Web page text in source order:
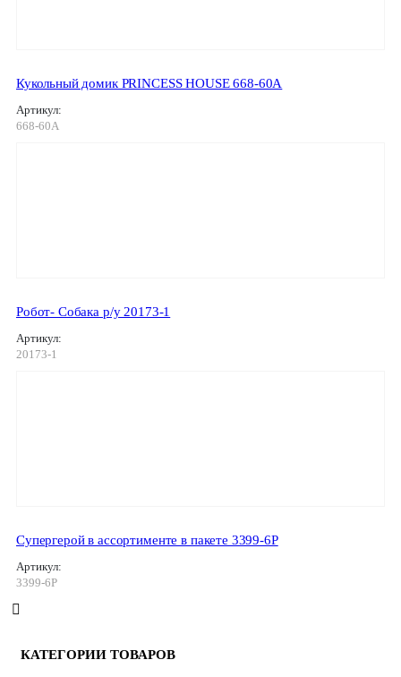
Кукольный домик PRINCESS HOUSE 668-60A
Артикул:
668-60A
Робот- Собака р/у 20173-1
Артикул:
20173-1
Супергерой в ассортименте в пакете 3399-6Р
Артикул:
3399-6Р
КАТЕГОРИИ ТОВАРОВ